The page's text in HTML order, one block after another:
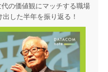
の価値観にマッチする職場
した半年を振り返る！